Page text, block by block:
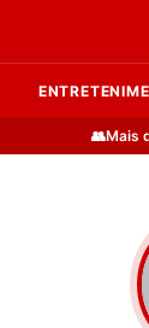
👥Mais